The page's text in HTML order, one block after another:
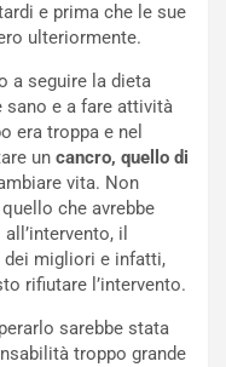
e prima che le sue
ulteriormente.
a seguire la dieta
sano e a fare attività
era troppa e nel
un cancro, quello di
vita. Non
che avrebbe
il
migliori e infatti,
rifiutare l’intervento.
sarebbe stata
troppo grande